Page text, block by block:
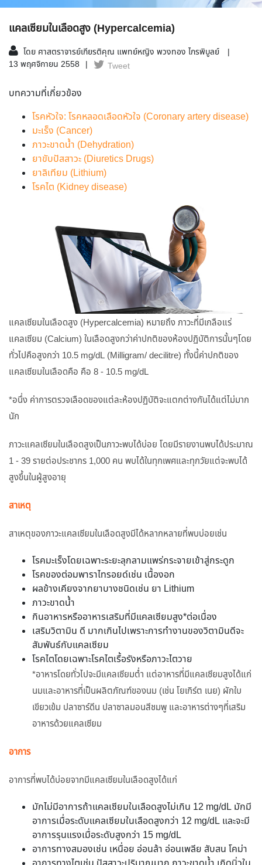
แคลเซียมในเลือดสูง (Hypercalcemia)
โดย ศาสตราจารย์เกียรติคุณ แพทย์หญิง พวงทอง ไกรพิบูลย์
13 พฤศจิกายน 2558
Tweet
บทความที่เกี่ยวข้อง
โรคหัวใจ: โรคหลอดเลือดหัวใจ (Coronary artery disease)
มะเร็ง (Cancer)
ภาวะขาดน้ำ (Dehydration)
ยาขับปัสสาวะ (Diuretics Drugs)
ยาลิเทียม (Lithium)
โรคไต (Kidney disease)
แคลเซียมในเลือดสูง (Hypercalcemia) หมายถึง ภาวะที่มีเกลือแร่
แคลเซียม (Calcium) ในเลือดสูงกว่าค่าปกติของห้องปฏิบัติการนั้นๆโดย
ทั่วไปคือสูงกว่า 10.5 mg/dL (Milligram/ decilitre) ทั้งนี้ค่าปกติของ
แคลเซียมในเลือดคือ คือ 8 - 10.5 mg/dL
*อนึ่ง ค่าการตรวจเลือดของแต่ละห้องปฏิบัติจะแตกต่างกันได้แต่ไม่มาก
นัก
ภาวะแคลเซียมในเลือดสูงเป็นภาวะพบได้บ่อย โดยมีรายงานพบได้ประมาณ
1 - 39 รายต่อประชากร 1,000 คน พบได้ในทุกเพศและทุกวัยแต่จะพบได้
สูงขึ้นในผู้สูงอายุ
สาเหตุ
สาเหตุของภาวะแคลเซียมในเลือดสูงมีได้หลากหลายที่พบบ่อยเช่น
โรคมะเร็งโดยเฉพาะระยะลุกลามแพร่กระจายเข้าสู่กระดูก
โรคของต่อมพาราไทรอยด์เช่น เนื้องอก
ผลข้างเคียงจากยาบางชนิดเช่น ยา Lithium
ภาวะขาดน้ำ
กินอาหารหรืออาหารเสริมที่มีแคลเซียมสูง*ต่อเนื่อง
เสริมวิตามิน ดี มากเกินไปเพราะการทำงานของวิตามินดีจะ
สัมพันธ์กับแคลเซียม
โรคไตโดยเฉพาะโรคไตเรื้อรังหรือภาวะไตวาย
*อาหารโดยทั่วไปจะมีแคลเซียมต่ำ แต่อาหารที่มีแคลเซียมสูงได้แก่
นมและอาหารที่เป็นผลิตภัณฑ์ของนม (เช่น โยเกิร์ต เนย) ผักใบ
เขียวเข้ม ปลาซาร์ดีน ปลาซาลมอนสีชมพู และอาหารต่างๆที่เสริม
อาหารด้วยแคลเซียม
อาการ
อาการที่พบได้บ่อยจากมีแคลเซียมในเลือดสูงได้แก่
มักไม่มีอาการถ้าแคลเซียมในเลือดสูงไม่เกิน 12 mg/dL มักมี
อาการเมื่อระดับแคลเซียมในเลือดสูงกว่า 12 mg/dL และจะมี
อาการรุนแรงเมื่อระดับสูงกว่า 15 mg/dL
อาการทางสมองเช่น เหนื่อย อ่อนล้า อ่อนเพลีย สับสน โคม่า